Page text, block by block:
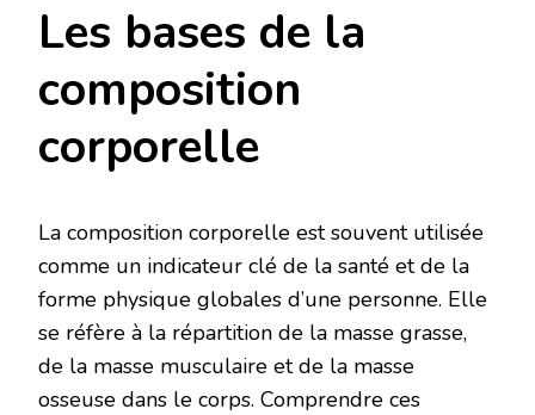
Les bases de la
composition
corporelle
La composition corporelle est souvent utilisée
comme un indicateur clé de la santé et de la
forme physique globales d’une personne. Elle
se réfère à la répartition de la masse grasse,
de la masse musculaire et de la masse
osseuse dans le corps. Comprendre ces